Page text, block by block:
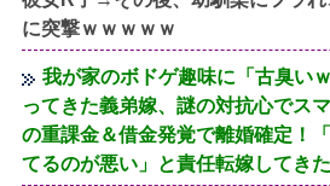
に突撃ｗｗｗｗｗ
我が家のボドゲ趣味に「古臭い
ってきた義弟嫁、謎の対抗心でス
の重課金＆借金発覚で離婚確定！
てるのが悪い」と責任転嫁してき